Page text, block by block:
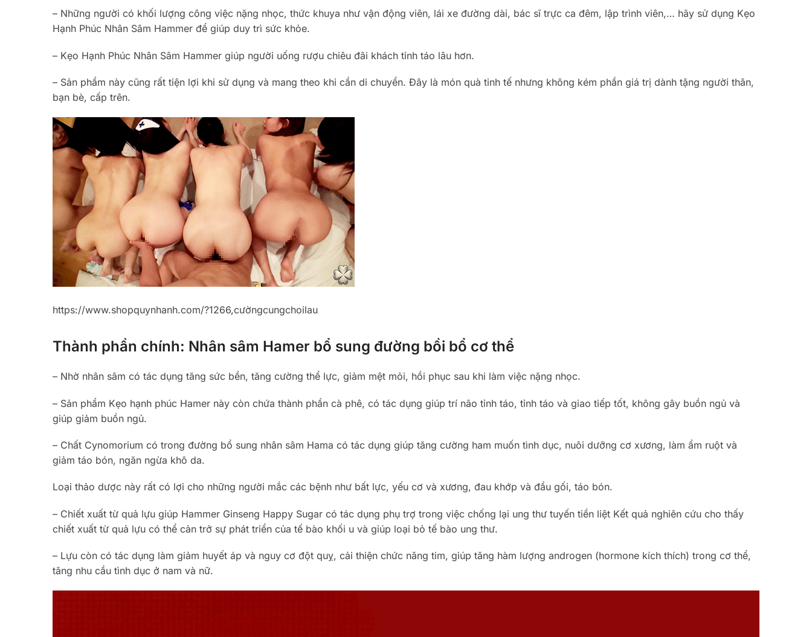
– Những người có khối lượng công việc nặng nhọc, thức khuya như vận động viên, lái xe đường dài, bác sĩ trực ca đêm, lập trình viên,… hãy sử dụng Kẹo
Hạnh Phúc Nhân Sâm Hammer để giúp duy trì sức khỏe.
– Kẹo Hạnh Phúc Nhân Sâm Hammer giúp người uống rượu chiêu đãi khách tỉnh táo lâu hơn.
– Sản phẩm này cũng rất tiện lợi khi sử dụng và mang theo khi cần di chuyển. Đây là món quà tinh tế nhưng không kém phần giá trị dành tặng người thân,
bạn bè, cấp trên.
https://www.shopquynhanh.com/?1266,cườngcungchoilau
Thành phần chính: Nhân sâm Hamer bổ sung đường bồi bổ cơ thể
– Nhờ nhân sâm có tác dụng tăng sức bền, tăng cường thể lực, giảm mệt mỏi, hồi phục sau khi làm việc nặng nhọc.
– Sản phẩm Kẹo hạnh phúc Hamer này còn chứa thành phần cà phê, có tác dụng giúp trí não tỉnh táo, tỉnh táo và giao tiếp tốt, không gây buồn ngủ và
giúp giảm buồn ngủ.
– Chất Cynomorium có trong đường bổ sung nhân sâm Hama có tác dụng giúp tăng cường ham muốn tình dục, nuôi dưỡng cơ xương, làm ẩm ruột và
giảm táo bón, ngăn ngừa khô da.
Loại thảo dược này rất có lợi cho những người mắc các bệnh như bất lực, yếu cơ và xương, đau khớp và đầu gối, táo bón.
– Chiết xuất từ ​​quả lựu giúp Hammer Ginseng Happy Sugar có tác dụng phụ trợ trong việc chống lại ung thư tuyến tiền liệt Kết quả nghiên cứu cho thấy
chiết xuất từ ​​quả lựu có thể cản trở sự phát triển của tế bào khối u và giúp loại bỏ tế bào ung thư.
– Lựu còn có tác dụng làm giảm huyết áp và nguy cơ đột quỵ, cải thiện chức năng tim, giúp tăng hàm lượng androgen (hormone kích thích) trong cơ thể,
tăng nhu cầu tình dục ở nam và nữ.